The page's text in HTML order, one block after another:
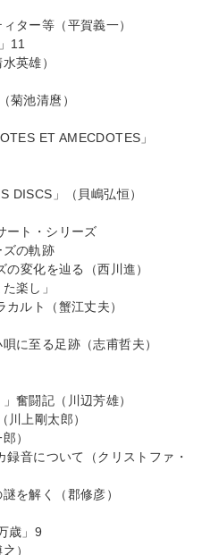
ター等（平賀義一）
11
英雄）
菊池清麿）
ET AMECDOTES」
DISCS」（貝嶋弘恒）
ート・シリーズ
の軌跡
変化を辿る（西川進）
楽し」
ルト（蟹江丈夫）
に至る足跡（志甫哲夫）
奮闘記（川辺芳雄）
上剛太郎）
）
音について（クリストファ・
を解く（郡修彦）
歳」9
）